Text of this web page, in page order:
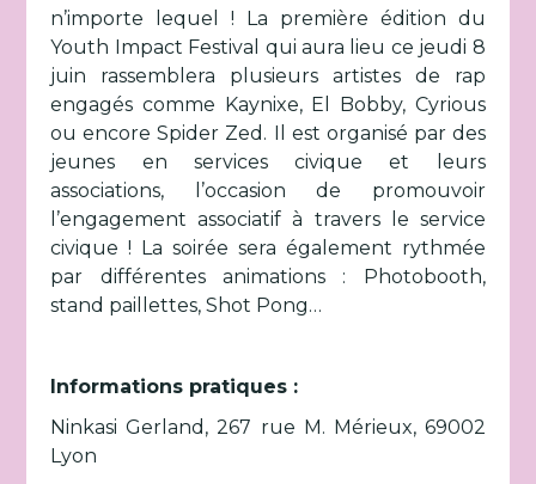
n’importe lequel ! La première édition du
Youth Impact Festival qui aura lieu ce jeudi 8
juin rassemblera plusieurs artistes de rap
engagés comme Kaynixe, El Bobby, Cyrious
ou encore Spider Zed. Il est organisé par des
jeunes en services civique et leurs
associations, l’occasion de promouvoir
l’engagement associatif à travers le service
civique ! La soirée sera également rythmée
par différentes animations : Photobooth,
stand paillettes, Shot Pong…
Informations pratiques :
Ninkasi Gerland, 267 rue M. Mérieux, 69002
Lyon